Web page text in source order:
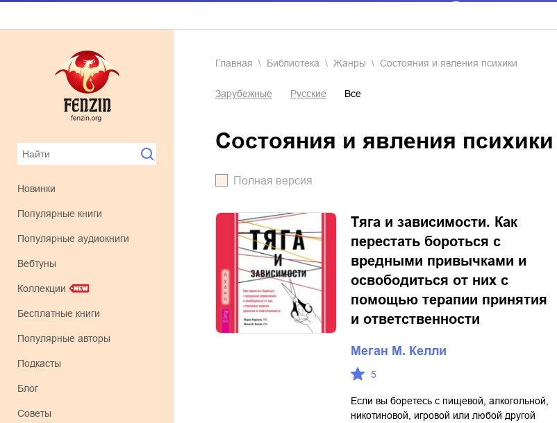
Новинки
Популярные книги
Популярные аудиокниги
Вебтуны
Коллекции
Бесплатные книги
Популярные авторы
Подкасты
Блог
Советы
Главная Библиотека Жанры состояния и явления психики
Зарубежные Русские Все
состояния и явления психики
Полная версия
Тяга и зависимости. Как
перестать бороться с
вредными привычками и
освободиться от них с
помощью терапии принятия
и ответственности
Меган М. Келли
5
Если вы боретесь с пищевой, алкогольной,
никотиновой, игровой или любой другой